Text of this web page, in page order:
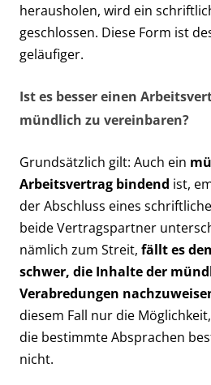
herausholen, wird ein
geschlossen. Diese Form ist
geläufiger.
Ist es besser einen
mündlich zu vereinbaren?
Grundsätzlich gilt: Auch ein
Arbeitsvertrag bindend ist,
der Abschluss eines
beide Vertragspartner
nämlich zum Streit, fällt es
schwer, die Inhalte der
Verabredungen
diesem Fall nur die
die bestimmte Absprachen
nicht.